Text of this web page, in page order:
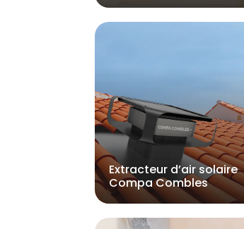
Extracteur d’air solaire
Compa Combles